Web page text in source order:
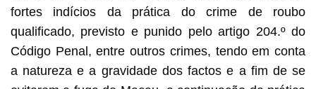
fortes indícios da prática do crime de roubo
qualificado, previsto e punido pelo artigo 204.º do
Código Penal, entre outros crimes, tendo em conta
a natureza e a gravidade dos factos e a fim de se